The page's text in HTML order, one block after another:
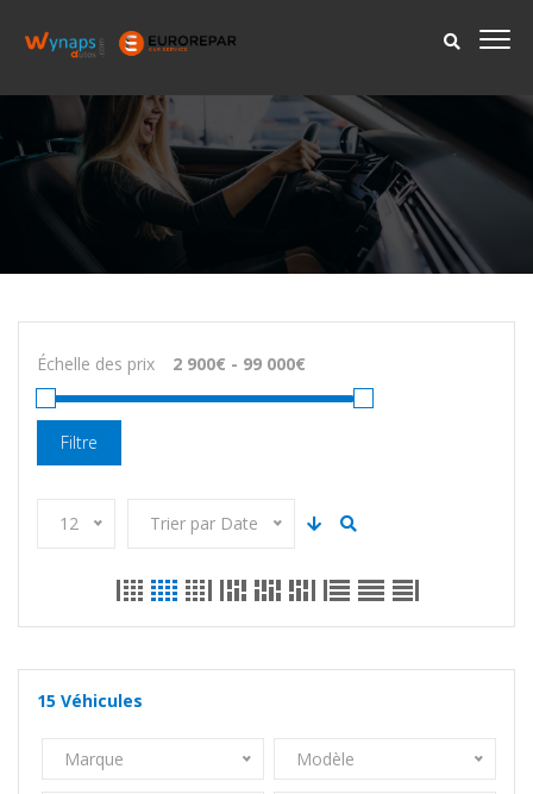
Échelle des prix
Filtre
12 Trier par Date
15 Véhicules
Marque Modèle